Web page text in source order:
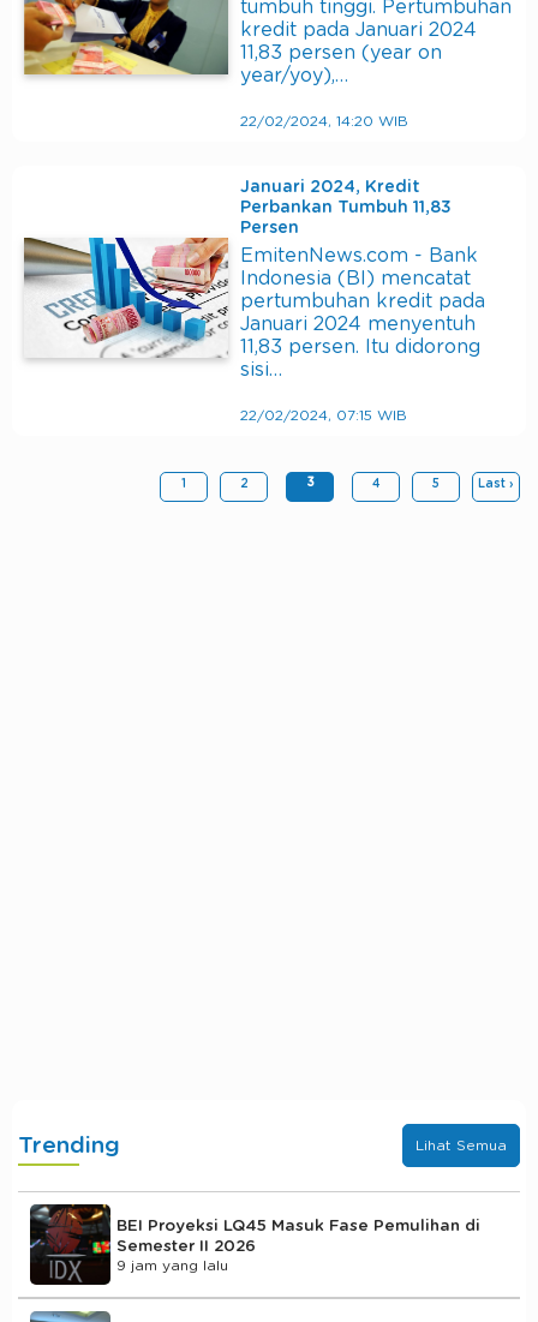
tumbuh tinggi. Pertumbuhan
kredit pada Januari 2024
11,83 persen (year on
year/yoy),…
22/02/2024, 14:20 WIB
Januari 2024, Kredit
Perbankan Tumbuh 11,83
Persen
EmitenNews.com - Bank
Indonesia (BI) mencatat
pertumbuhan kredit pada
Januari 2024 menyentuh
11,83 persen. Itu didorong
sisi…
22/02/2024, 07:15 WIB
1 2 3 4 5 Last ›
Trending Lihat Semua
BEI Proyeksi LQ45 Masuk Fase Pemulihan di
Semester II 2026
9 jam yang lalu